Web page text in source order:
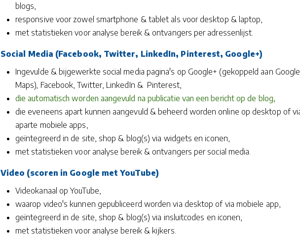
blogs,
responsive voor zowel smartphone & tablet als voor desktop & laptop,
met statistieken voor analyse bereik & ontvangers per adressenlijst.
Social Media (Facebook, Twitter, LinkedIn, Pinterest, Google+)
Ingevulde & bijgewerkte social media pagina's op Google+ (gekoppeld aan Google
Maps), Facebook, Twitter, LinkedIn & Pinterest,
die automatisch worden aangevuld na publicatie van een bericht op de blog,
die eveneens apart kunnen aangevuld & beheerd worden online op desktop of
aparte mobiele apps,
geïntegreerd in de site, shop & blog(s) via widgets en iconen,
met statistieken voor analyse bereik & ontvangers per social media.
Video (scoren in Google met YouTube)
Videokanaal op YouTube,
waarop video's kunnen gepubliceerd worden via desktop of via mobiele app,
geïntegreerd in de site, shop & blog(s) via insluitcodes en iconen,
met statistieken voor analyse bereik & kijkers.